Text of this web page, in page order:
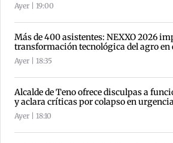
Ayer | 19:00
Más de 400 asistentes: NEXXO 2026
transformación tecnológica del agro en
Ayer | 18:35
Alcalde de Teno ofrece disculpas a
y aclara críticas por colapso en
Ayer | 18:10